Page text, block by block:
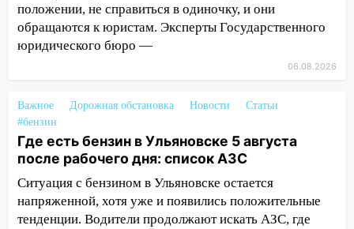
12:10 Ульяновский алиментщик накопил
120 тысяч долга
области
11:30
2027 года импорт, выпуск и обращение
бензина Евро 2, Евро 3, Евро 4
11:12
Соцсети: на Рябикова автомобиль
врезался в забор
положении, не справиться в одиночку, и они
обращаются к юристам. Эксперты Государственного
юридического бюро —
06.08.2026
Важное Дорожная обстановка Новости
Статьи
#бензин
Где есть бензин в Ульяновске 5 августа
после рабочего дня: список АЗС
Ситуация с бензином в Ульяновске остается
напряженной, хотя уже и появились положительные
тенденции. Водители продолжают искать АЗС, где